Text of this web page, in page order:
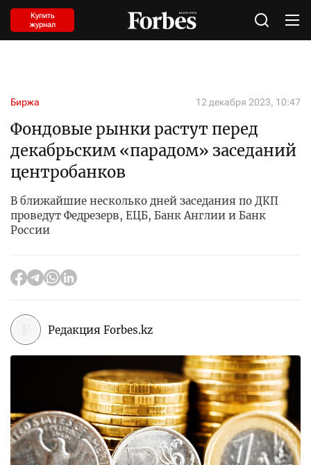
Купить
журнал
Биржа 12 декабря 2023, 10:47
Фондовые рынки растут перед
декабрьским «парадом» заседаний
центробанков
В ближайшие несколько дней заседания по ДКП
проведут Федрезерв, ЕЦБ, Банк Англии и Банк
России
Редакция Forbes.kz